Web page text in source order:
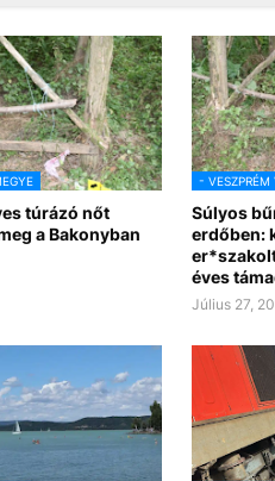
túrázó nőt
a Bakonyban
- VESZPRÉM
Súlyos
erdőben:
éves
Július 27,